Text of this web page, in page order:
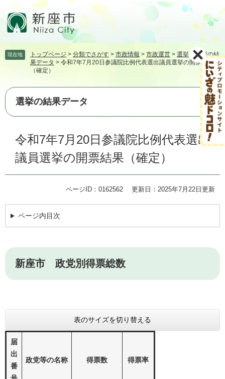
頭飛
て
文
現在地 トップページ > 分類でさがす > 市政情報 > 市政運営 > 選挙>選挙の結
果データ > 令和7年7月20日参議院比例代表選出議員選挙の開票結果
（確定）
選挙の結果データ
令和7年7月20日参議院比例代表選出
議員選挙の開票結果（確定）
ページID：0162562 更新日：2025年7月22日更新
ページ内目次
新座市 政党別得票総数
表のサイズを切り替える
届
出
番
政党等の名称 得票数 得票率